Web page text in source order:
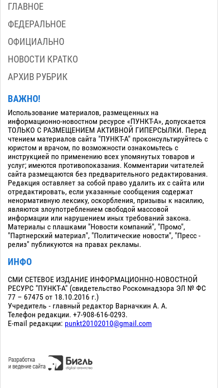
ГЛАВНОЕ
ФЕДЕРАЛЬНОЕ
ОФИЦИАЛЬНО
НОВОСТИ КРАТКО
АРХИВ РУБРИК
ВАЖНО!
Использование материалов, размещенных на
информационно-новостном ресурсе «ПУНКТ-А», допускается
ТОЛЬКО С РАЗМЕЩЕНИЕМ АКТИВНОЙ ГИПЕРСЫЛКИ. Перед
чтением материалов сайта "ПУНКТ-А" проконсультируйтесь с
юристом и врачом, по возможности ознакомьтесь с
инструкцией по применению всех упомянутых товаров и
услуг; имеются противопоказания. Комментарии читателей
сайта размещаются без предварительного редактирования.
Редакция оставляет за собой право удалить их с сайта или
отредактировать, если указанные сообщения содержат
ненормативную лексику, оскорбления, призывы к насилию,
являются злоупотреблением свободой массовой
информации или нарушением иных требований закона.
Материалы с плашками "Новости компаний", "Промо",
"Партнерский материал", "Политические новости", "Пресс -
релиз" публикуются на правах рекламы.
ИНФО
СМИ СЕТЕВОЕ ИЗДАНИЕ ИНФОРМАЦИОННО-НОВОСТНОЙ
РЕСУРС "ПУНКТ-А" (свидетельство Роскомнадзора ЭЛ № ФС
77 – 67475 от 18.10.2016 г.)
Учредитель - главный редактор Варначкин А. А.
Телефон редакции. +7-908-616-0293.
E-mail редакции: punkt20102010@gmail.com